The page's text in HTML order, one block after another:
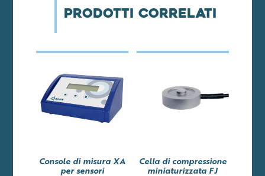
Prodotti correlati
Console di misura XA
per sensori
Cella di compressione
miniaturizzata FJ